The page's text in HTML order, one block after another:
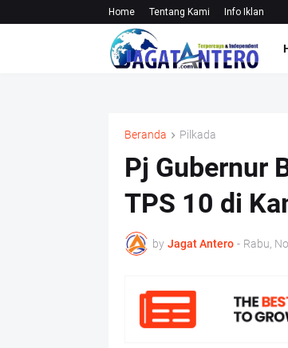
Home Tentang Kami Info Iklan
Beranda Pilkada
Pj Gubernur
TPS 10 di
by Jagat Antero - Rabu,